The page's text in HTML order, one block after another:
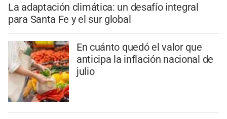
La adaptación climática: un desafío integral
para Santa Fe y el sur global
En cuánto quedó el valor que
anticipa la inflación nacional de
julio